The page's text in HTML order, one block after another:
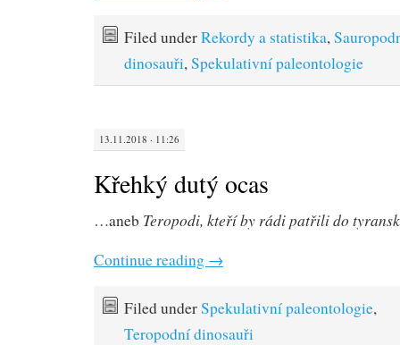
Filed underRekordy a statistika,
dinosauři,Spekulativní paleontologie
13.11.2018 · 11:26
Křehký dutý ocas
…aneb Teropodi, kteří by rádi patřili do
Continue reading →
Filed underSpekulativní paleontologie,
Teropodní dinosauři